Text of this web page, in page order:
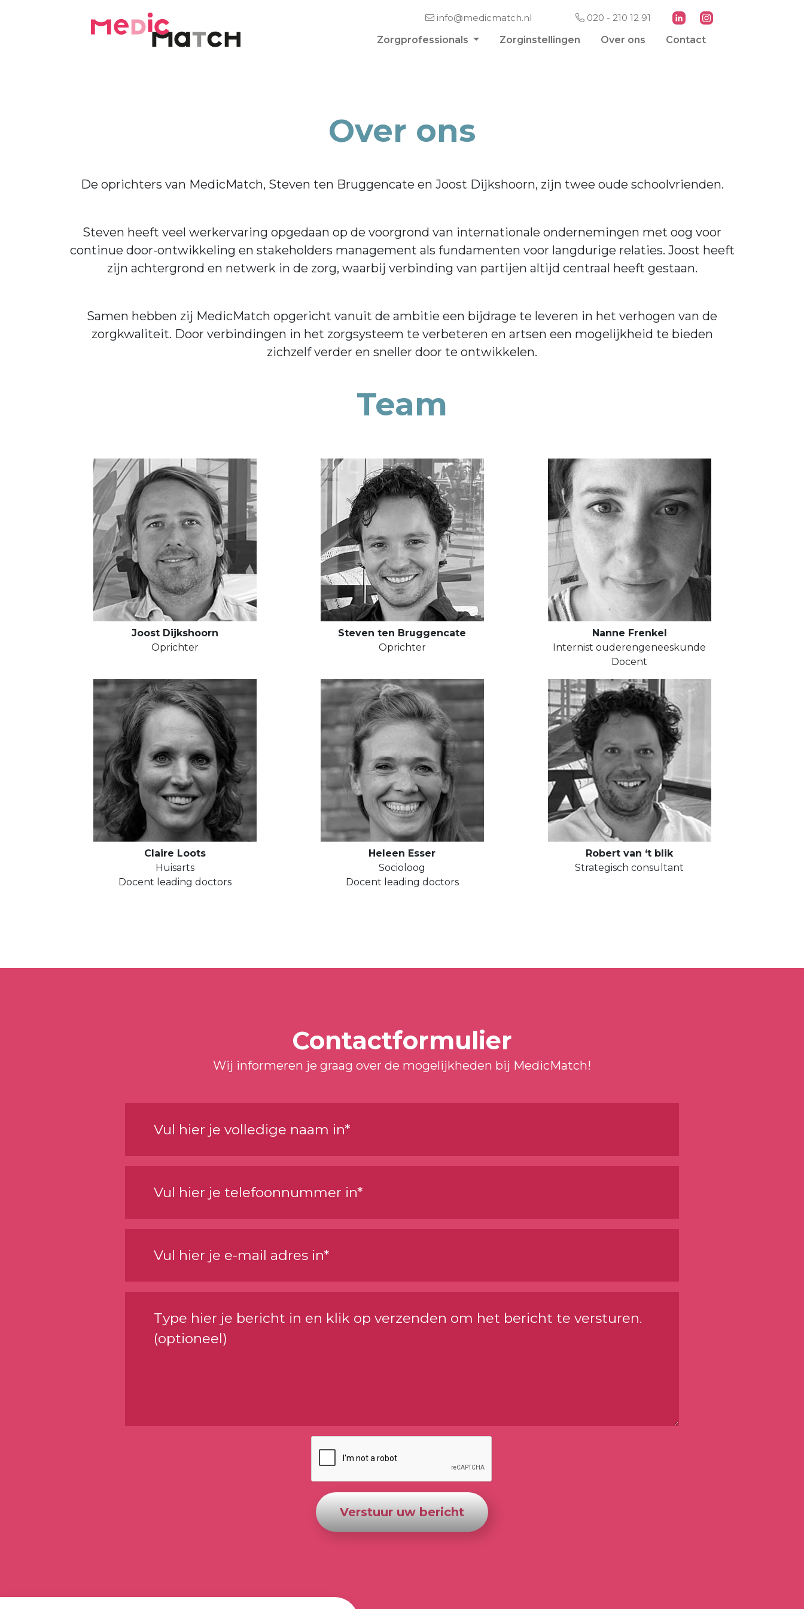
info@medicmatch.nl
020 - 210 12 91
Zorgprofessionals
Zorginstellingen Over ons Contact
Over ons
De oprichters van MedicMatch, Steven ten Bruggencate en Joost Dijkshoorn, zijn twee oude schoolvrienden.
Steven heeft veel werkervaring opgedaan op de voorgrond van internationale ondernemingen met oog voor
continue door-ontwikkeling en stakeholders management als fundamenten voor langdurige relaties. Joost heeft
zijn achtergrond en netwerk in de zorg, waarbij verbinding van partijen altijd centraal heeft gestaan.
Samen hebben zij MedicMatch opgericht vanuit de ambitie een bijdrage te leveren in het verhogen van de
zorgkwaliteit. Door verbindingen in het zorgsysteem te verbeteren en artsen een mogelijkheid te bieden
zichzelf verder en sneller door te ontwikkelen.
Team
Joost Dijkshoorn
Oprichter
Steven ten Bruggencate
Oprichter
Nanne Frenkel
Internist ouderengeneeskunde
Docent
Claire Loots
Huisarts
Docent leading doctors
Heleen Esser
Socioloog
Docent leading doctors
Robert van ‘t blik
Strategisch consultant
Contactformulier
Wij informeren je graag over de mogelijkheden bij MedicMatch!
Verstuur uw bericht